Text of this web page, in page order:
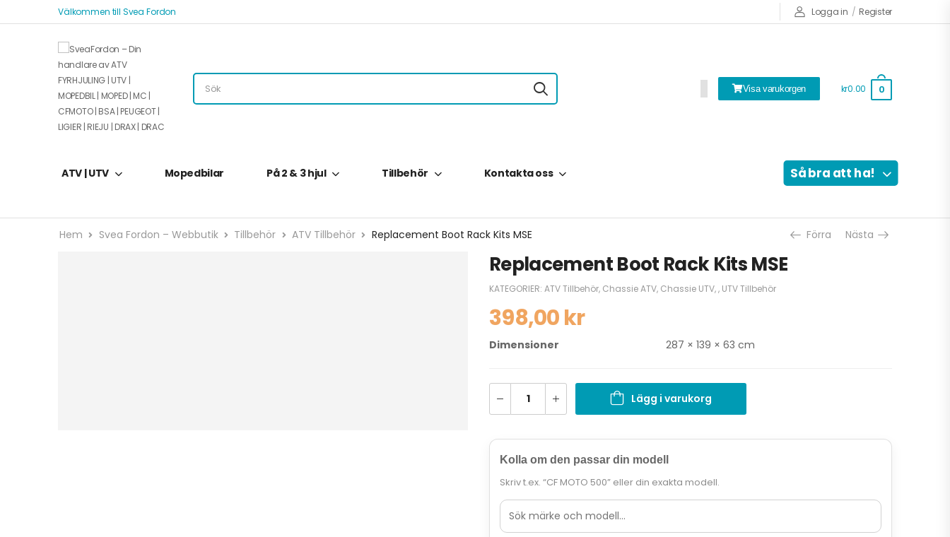
Välkommen till Svea Fordon Logga in / Register
Visa varukorgen kr0.00 0
ATV | UTV Mopedbilar På 2 & 3 hjul Tillbehör Kontakta oss Så bra att ha!
Hem Svea Fordon – Webbutik Tillbehör ATV Tillbehör Replacement Boot Rack Kits MSE Förra Nästa
Replacement Boot Rack Kits MSE
KATEGORIER: ATV Tillbehör, Chassie ATV, Chassie UTV,, UTV Tillbehör
398,00kr
Dimensioner 287 × 139 × 63 cm
Lägg i varukorg
Kolla om den passar din modell
Skriv t.ex. “CF MOTO 500” eller din exakta modell.